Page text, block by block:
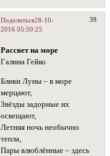
Поделиться 39
28-10-
2016 05:50:25
Рассвет на море
Галина Гейко
Блики Луны – в море
мерцают,
Звёзды задорные их
освещают,
Летняя ночь необычно
тепла,
Пары влюблённые – здесь